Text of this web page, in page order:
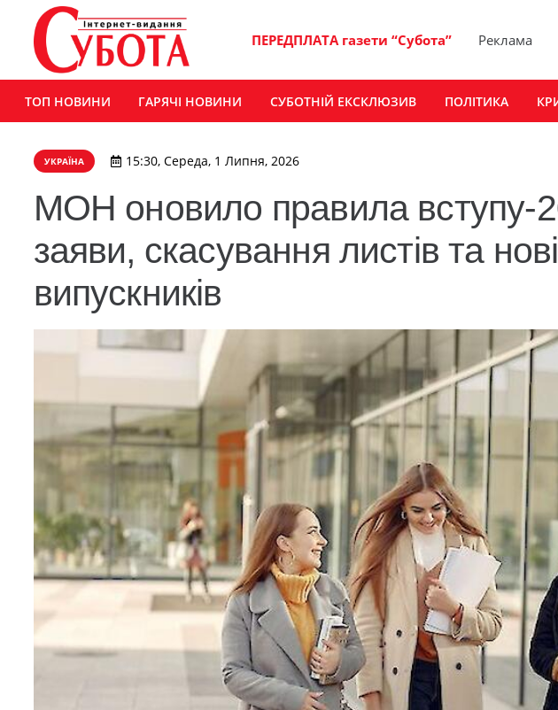
ПЕРЕДПЛАТА газети “Субота” Реклама
ТОП НОВИНИ ГАРЯЧІ НОВИНИ СУБОТНІЙ ЕКСКЛЮЗИВ ПОЛІТИКА
УКРАЇНА 15:30, Середа, 1 Липня, 2026
МОН оновило правила вступу-
заяви, скасування листів та
випускників